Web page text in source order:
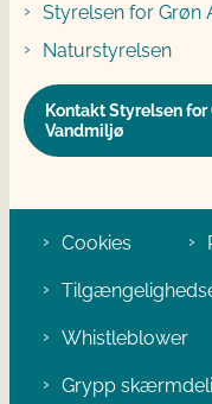
Styrelsen for
Naturstyrelsen
Kontakt Styrelsen
Vandmiljø
Cookies
Whistleblower
Grypp